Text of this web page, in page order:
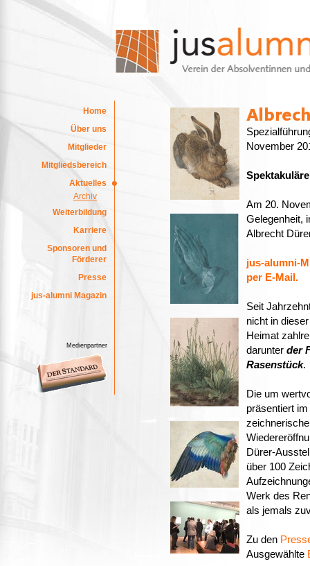
Home
Über uns
Mitglieder
Mitgliedsbereich
Aktuelles
Archiv
Weiterbildung
Karriere
Sponsoren und
Förderer
Presse
jus-alumni Magazin
Medienpartner
November
Am 20.
Gelegenheit,
Albrecht
jus-alumni-
per E-Mail.
Seit
nicht in
Heimat
darunter der
Rasenstück.
Die um
präsentiert
Dürer-
über 100
Werk des
als jemals
Zu den
Ausgewählte